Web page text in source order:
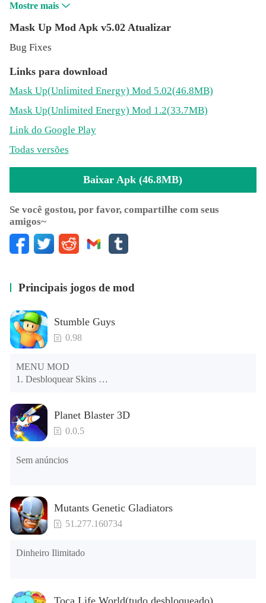
Há um canal dedicado no Telegram onde publicarei
anúncios de futuras atualizações: t.me/mask_up
vontade para consultá-la ou contribuir: mask-
up.fandom.com
Mostre mais
Mask Up Mod Apk v5.02 Atualizar
Bug Fixes
Links para download
Mask Up(Unlimited Energy) Mod 5.02(46.8MB)
Mask Up(Unlimited Energy) Mod 1.2(33.7MB)
Link do Google Play
Todas versões
Baixar Apk (46.8MB)
Se você gostou, por favor, compartilhe com seus
amigos~
Principais jogos de mod
Stumble Guys
0.98
MENU MOD
1. Desbloquear Skins
3. Desbloquear Variantes
4. Desbloquear Animações
5. Desbloquear Passos
6. Nível
7. Câmera
8. Sem ANÚNCIOS
Planet Blaster 3D
0.0.5
Sem anúncios
Mutants Genetic Gladiators
51.277.160734
Dinheiro Ilimitado